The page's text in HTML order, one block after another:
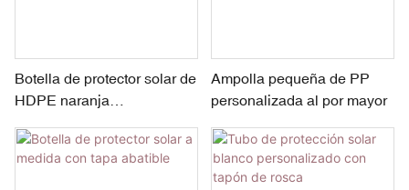
Botella de protector solar de
HDPE naranja
plateada
Ampolla pequeña de PP
personalizada al por mayor